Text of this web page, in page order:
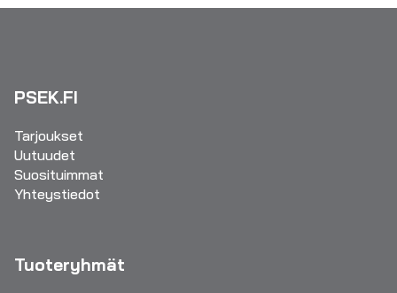
PSEK.FI
Tarjoukset
Uutuudet
Suosituimmat
Yhteystiedot
Tuoteryhmät